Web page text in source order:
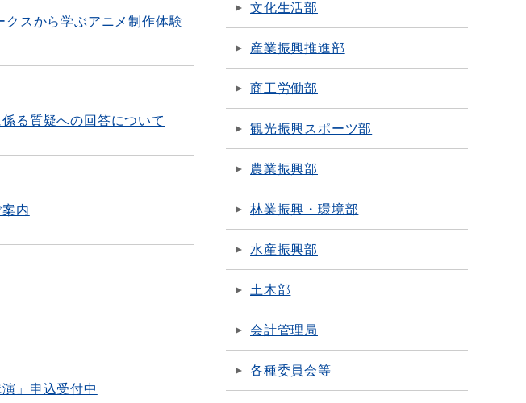
クスから学ぶアニメ制作体験
る質疑への回答について
内
」申込受付中
文化生活部
産業振興推進部
商工労働部
観光振興スポーツ部
農業振興部
林業振興・環境部
水産振興部
土木部
会計管理局
各種委員会等